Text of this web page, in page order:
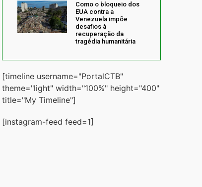
Como o bloqueio dos
EUA contra a
Venezuela impõe
desafios à
recuperação da
tragédia humanitária
[timeline username="PortalCTB"
theme="light" width="100%" height="400"
title="My Timeline"]
[instagram-feed feed=1]